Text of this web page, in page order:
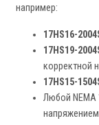
например:
17HS16-
17HS19-
корректной
17HS15-
Любой